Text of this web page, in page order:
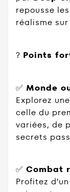
repousse
réalisme
? Points
✅ Monde
Explorez
celle du
variées, de
secrets
✅ Combat
Profitez